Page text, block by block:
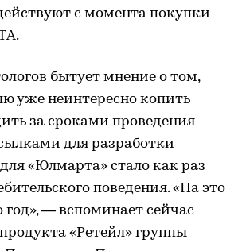
с момента покупки
бытует мнение о том,
уже неинтересно копить
за сроками проведения
для разработки
«Юлмарта» стало как раз
поведения. «На это
— вспоминает сейчас
«Ретейл» группы